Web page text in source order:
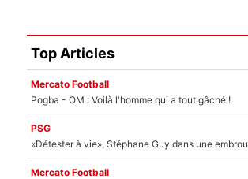
Top Articles
Mercato Football
Pogba - OM : Voilà l'homme qui a tout gâché !
PSG
Mercato Football